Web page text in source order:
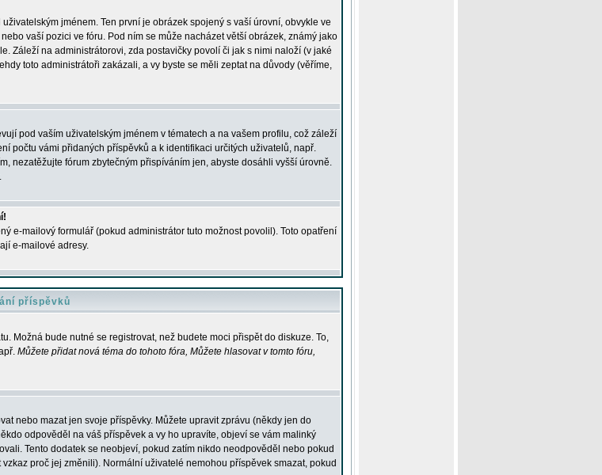
jménem. Ten první je obrázek spojený s vaší úrovní, obvykle ve
vaší pozici ve fóru. Pod ním se může nacházet větší obrázek, známý jako
Záleží na administrátorovi, zda postavičky povolí či jak s nimi naloží (v jaké
toto administrátoři zakázali, a vy byste se měli zeptat na důvody (věříme,
pod vaším uživatelským jménem v tématech a na vašem profilu, což záleží
počtu vámi přidaných příspěvků a k identifikaci určitých uživatelů, např.
nezatěžujte fórum zbytečným přispíváním jen, abyste dosáhli vyšší úrovně.
e-mailový formulář (pokud administrátor tuto možnost povolil). Toto opatření
e-mailové adresy.
příspěvků
Možná bude nutné se registrovat, než budete moci přispět do diskuze. To,
Můžete přidat nová téma do tohoto fóra, Můžete hlasovat v tomto fóru,
nebo mazat jen svoje příspěvky. Můžete upravit zprávu (někdy jen do
odpověděl na váš příspěvek a vy ho upravíte, objeví se vám malinký
Tento dodatek se neobjeví, pokud zatím nikdo neodpověděl nebo pokud
proč jej změnili). Normální uživatelé nemohou příspěvek smazat, pokud